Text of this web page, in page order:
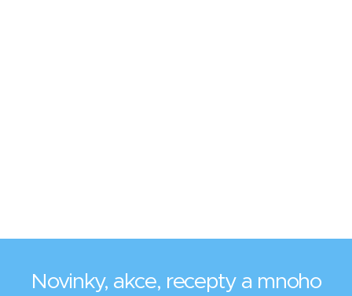
Novinky, akce, recepty a mnoho